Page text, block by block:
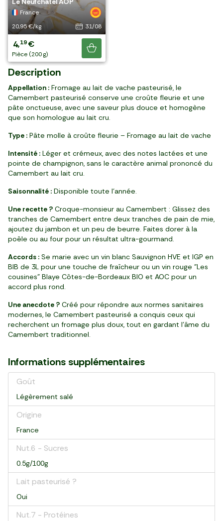
France
19,16 €/kg
30/08
4,79€
pièce (250 g)
France
27,96 €/kg
6,99€
pièce (250 g)
France
21,96 €/kg
02/09
5,49€
pièce (250 g)
France
17,96 €/kg
10/09
4,49€
pièce (250 g)
France
20,95 €/kg
31/08
4,19€
pièce (200 g)
a plus, il y en a
encore !
Je découvre
Description
Appellation : Fromage au lait de vache pasteurisé, le
Camembert pasteurisé conserve une croûte fleurie et une
pâte onctueuse, avec une saveur plus douce et homogène
que son homologue au lait cru.
Type : Pâte molle à croûte fleurie – Fromage au lait de vache
Intensité : Léger et crémeux, avec des notes lactées et une
pointe de champignon, sans le caractère animal prononcé du
Camembert au lait cru.
Saisonnalité : Disponible toute l’année.
Une recette ? Croque-monsieur au Camembert : Glissez des
tranches de Camembert entre deux tranches de pain de mie,
ajoutez du jambon et un peu de beurre. Faites dorer à la
poêle ou au four pour un résultat ultra-gourmand.
Accords : Se marie avec un vin blanc Sauvignon HVE et IGP en
BIB de 3L pour une touche de fraîcheur ou un vin rouge "Les
cousines" Blaye Côtes-de-Bordeaux BIO et AOC pour un
accord plus rond.
Une anecdote ? Créé pour répondre aux normes sanitaires
modernes, le Camembert pasteurisé a conquis ceux qui
recherchent un fromage plus doux, tout en gardant l’âme du
Camembert traditionnel.
Informations supplémentaires
Goût
Légèrement salé
Origine
France
Nut.6 - Sucres
0.5g/100g
Lait pasteurisé ?
Oui
Nut.7 - Protéines